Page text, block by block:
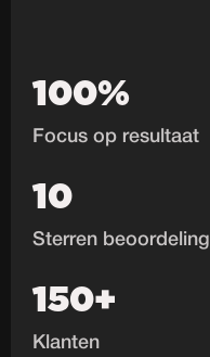
100%
Focus op resultaat
10
Sterren beoordeling
150+
Klanten